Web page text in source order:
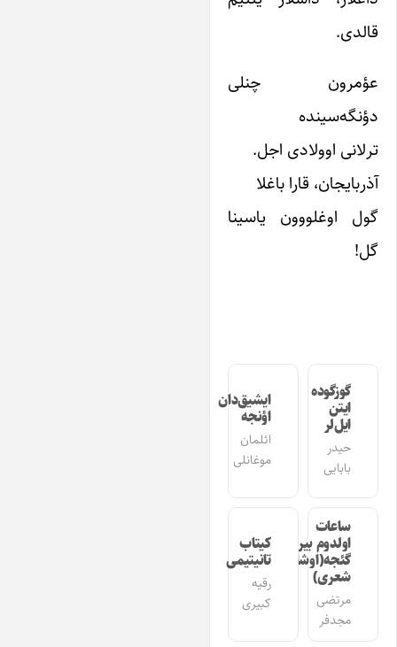
قالدی.
عؤمرون چنلی
دؤنگه‌سینده
ترلانی اوولادی اجل.
آذربایجان، قارا باغلا
گول اوغلووون یاسینا
گل!
گوزگوده
ایتن
ایل‌لر
حیدر
بابایی
ایشیق‌دان
اؤنجه
ائلمان
موغانلی
ساعات
اولدوم بیر
گئجه(اوشاق
شعری)
مرتضی
مجدفر
کیتاب
تانیتیمی
رقیه
کبیری